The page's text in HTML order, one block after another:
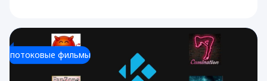
потоковые фильмы